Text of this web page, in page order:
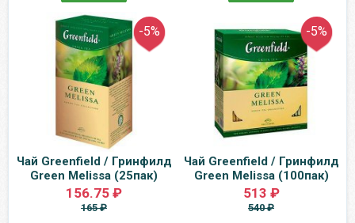
-5%
Чай Greenfield / Гринфилд
Green Melissa (25пак)
156.75 ₽
165 ₽
-5%
Чай Greenfield / Гринфилд
Green Melissa (100пак)
513 ₽
540 ₽